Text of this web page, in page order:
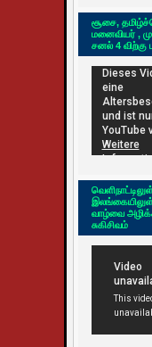
சூசை,
மனைவியர் ,
சனல் 4 விற்கு
வாழ்வை
சுகிசிவம்